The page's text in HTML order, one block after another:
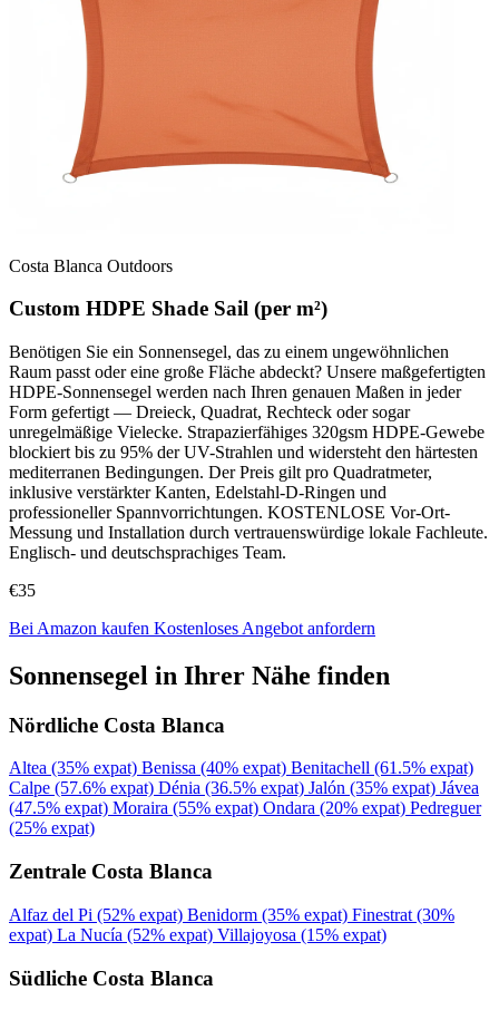
Costa Blanca Outdoors
Custom HDPE Shade Sail (per m²)
Benötigen Sie ein Sonnensegel, das zu einem ungewöhnlichen
Raum passt oder eine große Fläche abdeckt? Unsere maßgefertigten
HDPE-Sonnensegel werden nach Ihren genauen Maßen in jeder
Form gefertigt — Dreieck, Quadrat, Rechteck oder sogar
unregelmäßige Vielecke. Strapazierfähiges 320gsm HDPE-Gewebe
blockiert bis zu 95% der UV-Strahlen und widersteht den härtesten
mediterranen Bedingungen. Der Preis gilt pro Quadratmeter,
inklusive verstärkter Kanten, Edelstahl-D-Ringen und
professioneller Spannvorrichtungen. KOSTENLOSE Vor-Ort-
Messung und Installation durch vertrauenswürdige lokale Fachleute.
Englisch- und deutschsprachiges Team.
€35
Bei Amazon kaufen Kostenloses Angebot anfordern
Sonnensegel in Ihrer Nähe finden
Nördliche Costa Blanca
Altea (35% expat) Benissa (40% expat) Benitachell (61.5% expat)
Calpe (57.6% expat) Dénia (36.5% expat) Jalón (35% expat) Jávea
(47.5% expat) Moraira (55% expat) Ondara (20% expat) Pedreguer
(25% expat)
Zentrale Costa Blanca
Alfaz del Pi (52% expat) Benidorm (35% expat) Finestrat (30%
expat) La Nucía (52% expat) Villajoyosa (15% expat)
Südliche Costa Blanca